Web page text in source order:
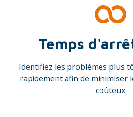
Temps
Identifiez les problèmes plus
rapidement afin de minimiser
coûteux